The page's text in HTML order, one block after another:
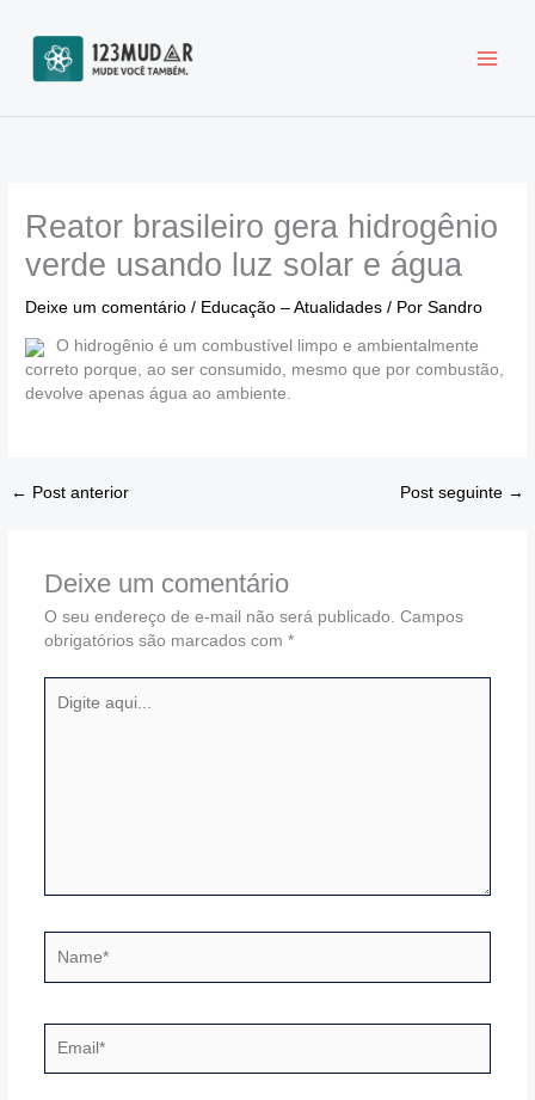
para
conteúdo
Reator brasileiro gera hidrogênio
verde usando luz solar e água
Deixe um comentário / Educação – Atualidades / PorSandro
O hidrogênio é um combustível limpo e ambientalmente
correto porque, ao ser consumido, mesmo que por combustão,
devolve apenas água ao ambiente.
← Post anterior Post seguinte →
Deixe um comentário
O seu endereço de e-mail não será publicado. Campos
obrigatórios são marcados com *
aqui...